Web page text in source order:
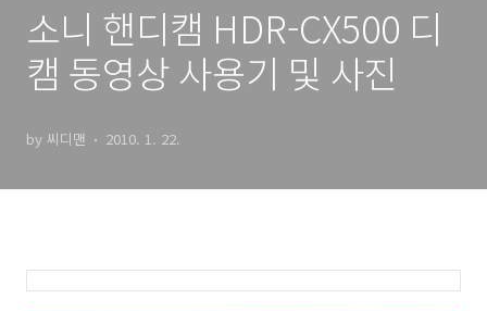
소니 핸디캠 HDR-CX500 디
캠 동영상 사용기 및 사진
by 씨디맨 2010. 1. 22.